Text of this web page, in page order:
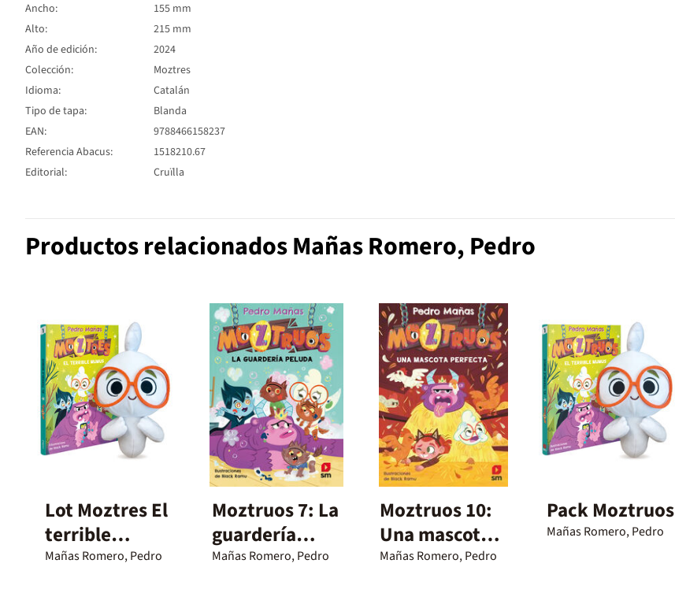
Ancho:
155 mm
Alto:
215 mm
Año de edición:
2024
Colección:
Moztres
Idioma:
Catalán
Tipo de tapa:
Blanda
EAN:
9788466158237
Referencia Abacus:
1518210.67
Editorial:
Cruïlla
Productos relacionados Mañas Romero, Pedro
Lot Moztres El
terrible
Mumus amb
Mañas Romero, Pedro
Moztruos 7: La
guardería
peluda
Mañas Romero, Pedro
Moztruos 10:
Una mascota
perfecta
Mañas Romero, Pedro
Pack Moztruos
Mañas Romero, Pedro